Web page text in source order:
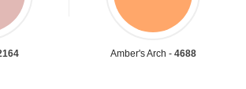
Amber's Arch - 4688